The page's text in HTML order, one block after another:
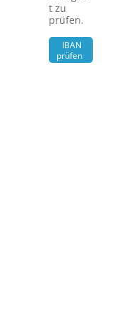
t zu
prüfen.
IBAN
prüfen